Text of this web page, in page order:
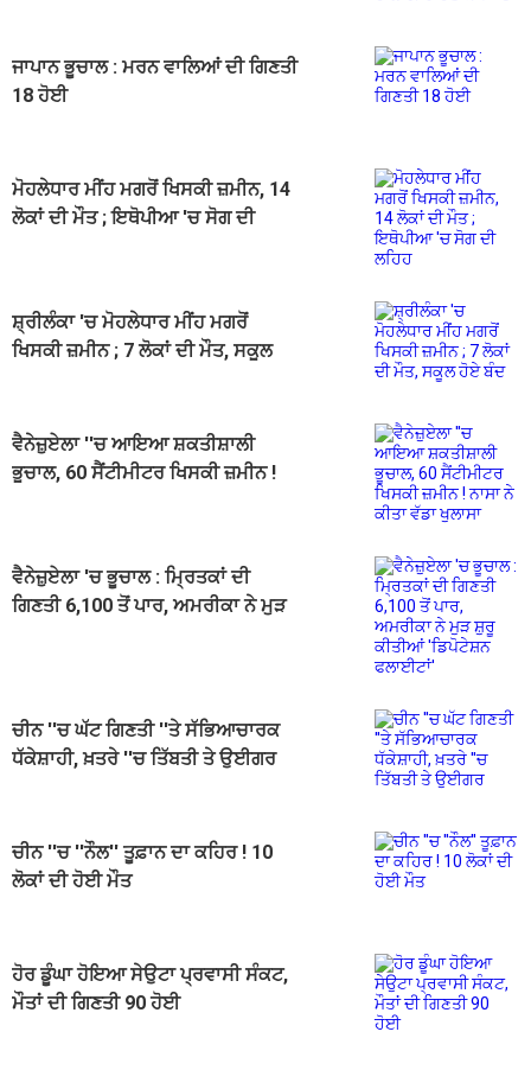
ਜਾਪਾਨ ਭੂਚਾਲ : ਮਰਨ ਵਾਲਿਆਂ ਦੀ ਗਿਣਤੀ
18 ਹੋਈ
ਮੋਹਲੇਧਾਰ ਮੀਂਹ ਮਗਰੋਂ ਖਿਸਕੀ ਜ਼ਮੀਨ, 14
ਲੋਕਾਂ ਦੀ ਮੌਤ ; ਇਥੋਪੀਆ 'ਚ ਸੋਗ ਦੀ
ਸ਼੍ਰੀਲੰਕਾ 'ਚ ਮੋਹਲੇਧਾਰ ਮੀਂਹ ਮਗਰੋਂ
ਖਿਸਕੀ ਜ਼ਮੀਨ ; 7 ਲੋਕਾਂ ਦੀ ਮੌਤ, ਸਕੂਲ
ਵੈਨੇਜ਼ੁਏਲਾ ''ਚ ਆਇਆ ਸ਼ਕਤੀਸ਼ਾਲੀ
ਭੂਚਾਲ, 60 ਸੈਂਟੀਮੀਟਰ ਖਿਸਕੀ ਜ਼ਮੀਨ !
ਵੈਨੇਜ਼ੁਏਲਾ 'ਚ ਭੂਚਾਲ : ਮ੍ਰਿਤਕਾਂ ਦੀ
ਗਿਣਤੀ 6,100 ਤੋਂ ਪਾਰ, ਅਮਰੀਕਾ ਨੇ ਮੁੜ
ਚੀਨ ''ਚ ਘੱਟ ਗਿਣਤੀ ''ਤੇ ਸੱਭਿਆਚਾਰਕ
ਧੱਕੇਸ਼ਾਹੀ, ਖ਼ਤਰੇ ''ਚ ਤਿੱਬਤੀ ਤੇ ਉਈਗਰ
ਚੀਨ ''ਚ ''ਨੌਲ'' ਤੂਫ਼ਾਨ ਦਾ ਕਹਿਰ ! 10
ਲੋਕਾਂ ਦੀ ਹੋਈ ਮੌਤ
ਹੋਰ ਡੂੰਘਾ ਹੋਇਆ ਸੇਉਟਾ ਪ੍ਰਵਾਸੀ ਸੰਕਟ,
ਮੌਤਾਂ ਦੀ ਗਿਣਤੀ 90 ਹੋਈ